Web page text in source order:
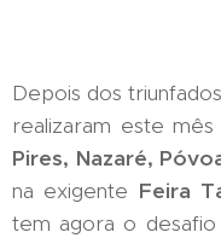
Depois dos
realizaram este
Pires, Nazaré,
na exigente Feira
tem agora o